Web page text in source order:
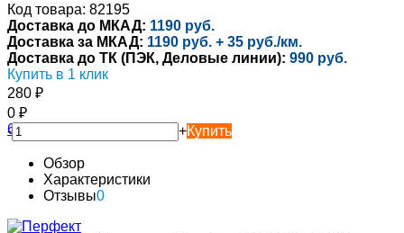
Код товара: 82195
Доставка до МКАД: 1190 руб.
Доставка за МКАД: 1190 руб. + 35 руб./км.
Доставка до ТК (ПЭК, Деловые линии): 990 руб.
Купить в 1 клик
280 ₽
0 ₽
-
+Купить
Обзор
Характеристики
Отзывы0